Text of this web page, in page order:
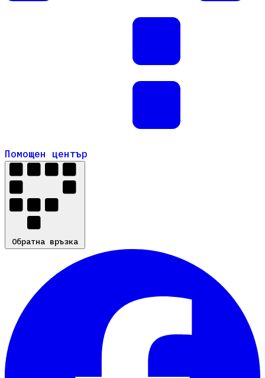
Помощен център
Помощен център
Обратна връзка
Обратна връзка